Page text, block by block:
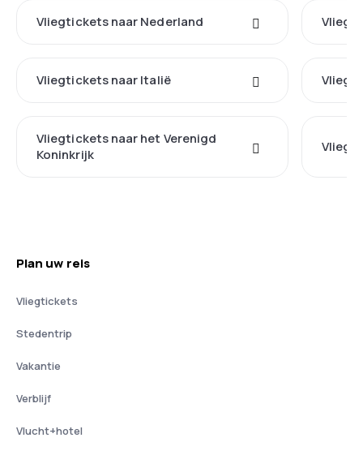
Vliegtickets naar Nederland
Vliegtickets naar Italië
Vliegtickets naar het Verenigd
Koninkrijk
Plan uw reis
Vliegtickets
Stedentrip
Vakantie
Verblijf
Vlucht+hotel